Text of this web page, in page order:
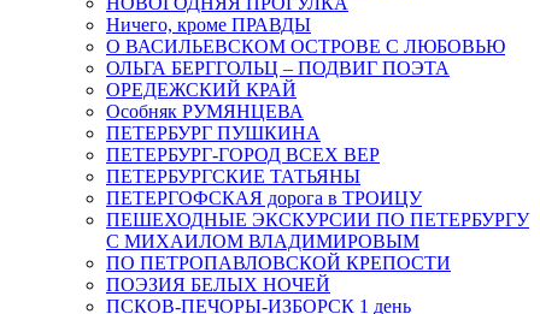
Ничего, кроме ПРАВДЫ
О ВАСИЛЬЕВСКОМ ОСТРОВЕ С ЛЮБОВЬЮ
ОЛЬГА БЕРГГОЛЬЦ – ПОДВИГ ПОЭТА
ОРЕДЕЖСКИЙ КРАЙ
Особняк РУМЯНЦЕВА
ПЕТЕРБУРГ ПУШКИНА
ПЕТЕРБУРГ-ГОРОД ВСЕХ ВЕР
ПЕТЕРБУРГСКИЕ ТАТЬЯНЫ
ПЕТЕРГОФСКАЯ дорога в ТРОИЦУ
ПЕШЕХОДНЫЕ ЭКСКУРСИИ ПО ПЕТЕРБУРГУ
С МИХАИЛОМ ВЛАДИМИРОВЫМ
ПО ПЕТРОПАВЛОВСКОЙ КРЕПОСТИ
ПОЭЗИЯ БЕЛЫХ НОЧЕЙ
ПСКОВ-ПЕЧОРЫ-ИЗБОРСК 1 день